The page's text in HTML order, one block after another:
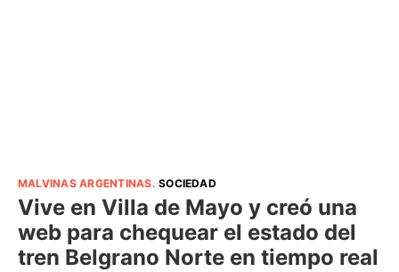
MALVINAS ARGENTINAS.SOCIEDAD
Vive en Villa de Mayo y creó una
web para chequear el estado del
tren Belgrano Norte en tiempo real